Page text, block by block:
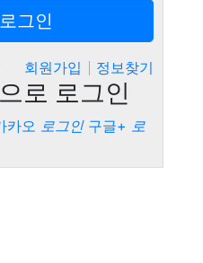
로그인
회원가입 정보찾기
로 로그인
카오 로그인 구글+ 로